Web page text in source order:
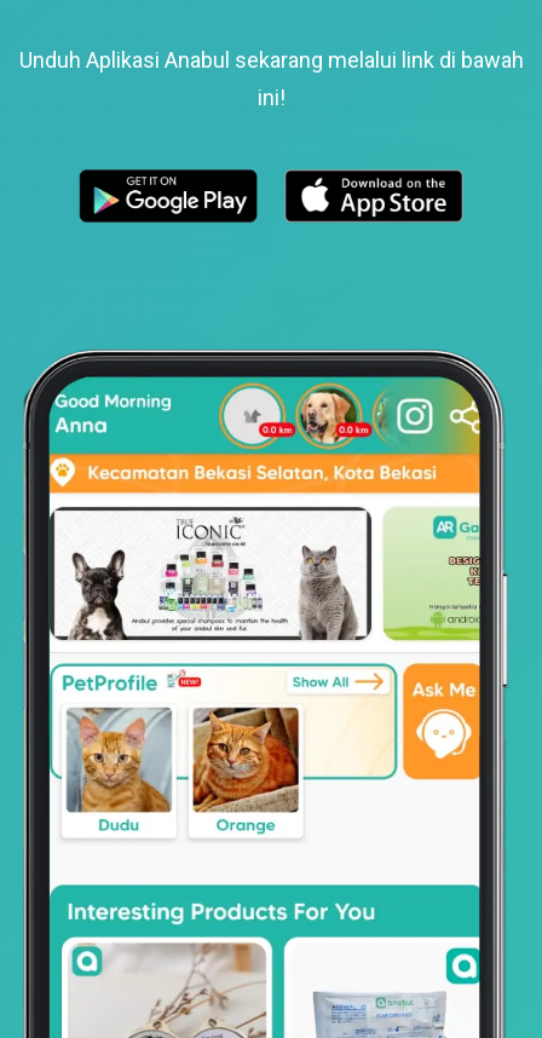
Unduh Aplikasi Anabul sekarang melalui link di bawah
ini!